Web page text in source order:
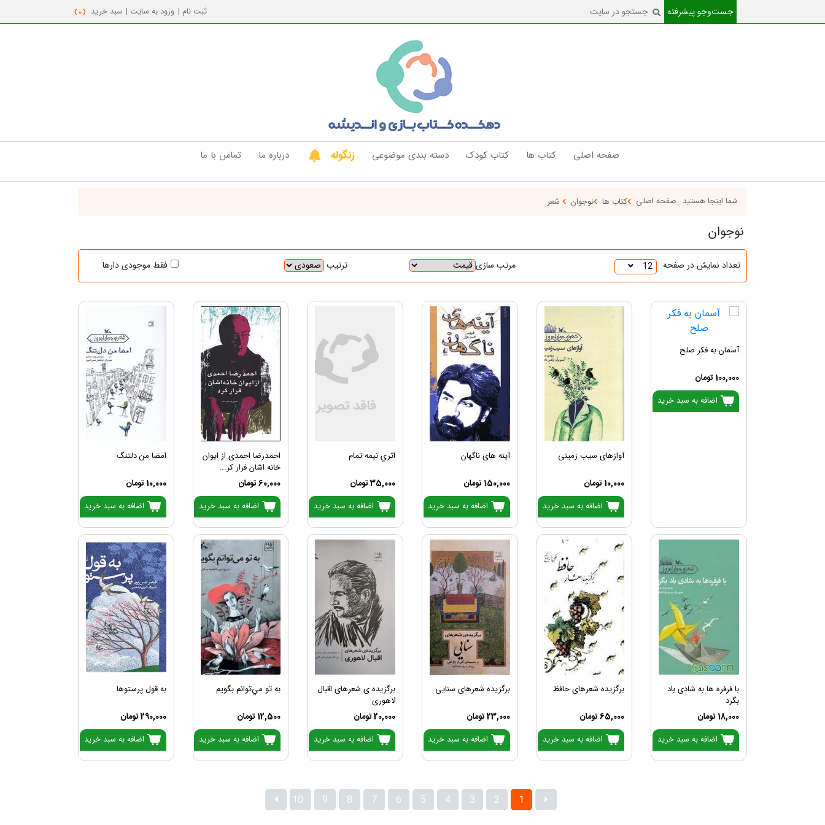
جست‌و‌جو پیشرفته ثبت نام | ورود به سایت | سبد خرید ( 0 )
صفحه اصلی کتاب ها کتاب کودک دسته بندی موضوعی زنگوله درباره ما تماس با ما
شما اینجا هستید صفحه اصلی کتاب ها نوجوان شعر
نوجوان
12 تعداد نمایش در صفحه مرتب سازی ترتیب فقط موجودی دارها
آسمان به فکر صلح
100,000 تومان
اضافه به سبد خرید
آوازهای سیب زمینی
10,000 تومان
اضافه به سبد خرید
آینه های ناگهان
150,000 تومان
اضافه به سبد خرید
اثري نيمه تمام
35,000 تومان
اضافه به سبد خرید
احمدرضا احمدی از ایوان
خانه اشان فرار کر...
60,000 تومان
اضافه به سبد خرید
امضا من دلتنگ
10,000 تومان
اضافه به سبد خرید
با فرفره ها به شادی باد
بگرد
18,000 تومان
اضافه به سبد خرید
برگزیده شعرهای حافظ
65,000 تومان
اضافه به سبد خرید
برگزیده شعرهای سنایی
23,000 تومان
اضافه به سبد خرید
برگزیده ی شعرهای اقبال
لاهوری
20,000 تومان
اضافه به سبد خرید
به تو مي‌توانم بگويم
12,500 تومان
اضافه به سبد خرید
به قول پرستوها
290,000 تومان
اضافه به سبد خرید
1
2
3
4
5
6
7
8
9
10